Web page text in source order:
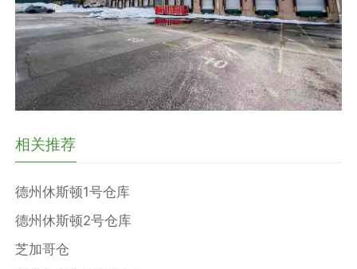
相关推荐
德州休斯顿1号仓库
德州休斯顿2号仓库
芝加哥仓